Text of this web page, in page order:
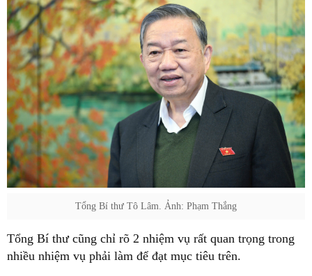
Tổng Bí thư Tô Lâm. Ảnh: Phạm Thắng
Tổng Bí thư cũng chỉ rõ 2 nhiệm vụ rất quan trọng trong
nhiều nhiệm vụ phải làm để đạt mục tiêu trên.